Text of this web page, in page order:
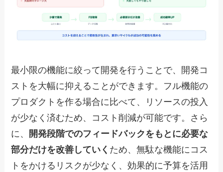
最小限の機能に絞って開発を行うことで、開発コ
ストを大幅に抑えることができます。フル機能の
プロダクトを作る場合に比べて、リソースの投入
が少なく済むため、コスト削減が可能です。さら
に、
開発段階でのフィードバックをもとに必要な
部分だけを改善していく ため、無駄な機能にコス
トをかけるリスクが少なく、効果的に予算を活用